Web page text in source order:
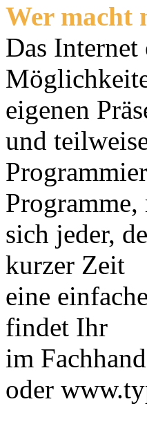
Wer macht
Das
eigenen
und
Programme,
sich jeder,
kurzer Zeit
eine
findet Ihr
im
oder